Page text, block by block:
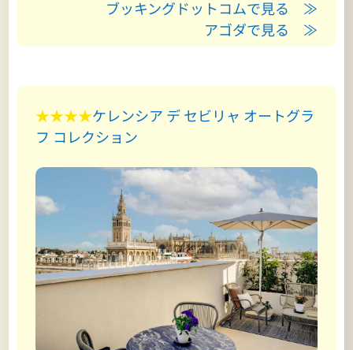
ブッキングドットコムで見る ≫
アゴダで見る ≫
★★★★ケレンシア デ セビリャ オートグラ
フ コレクション